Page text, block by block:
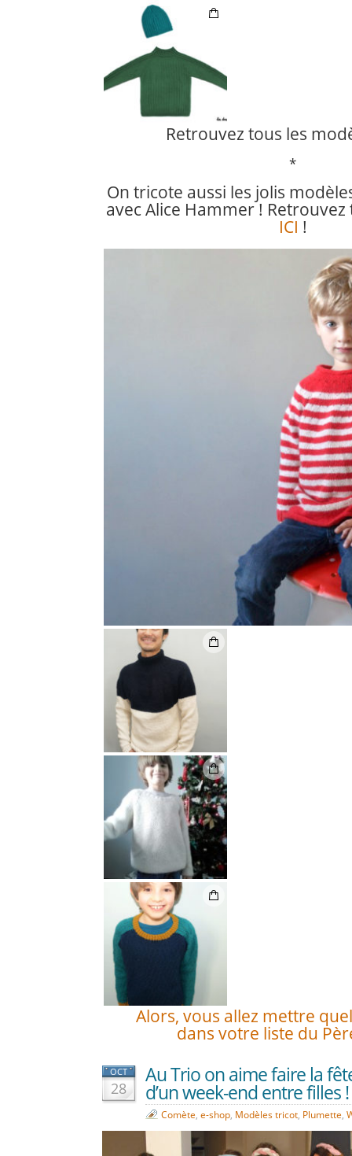
Retrouvez tous les
*
On tricote aussi les jolis
avec Alice Hammer !
ICI !
Alors, vous allez mettre
dans votre liste du
OCT
28
Au Trio on aime faire la
d’un week-end entre filles !
Comète, e-shop, Modèles tricot, Plumette,